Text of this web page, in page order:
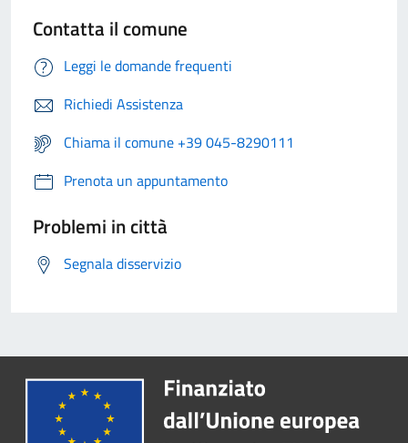
Contatta il comune
Leggi le domande frequenti
Richiedi Assistenza
Chiama il comune +39 045-8290111
Prenota un appuntamento
Problemi in città
Segnala disservizio